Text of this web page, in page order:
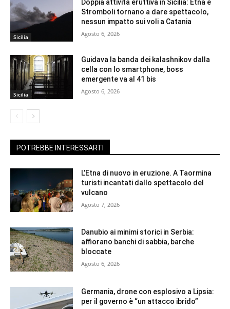
Sicilia
Doppia attività eruttiva in Sicilia: Etna e
Stromboli tornano a dare spettacolo,
nessun impatto sui voli a Catania
Agosto 6, 2026
Sicilia
Guidava la banda dei kalashnikov dalla
cella con lo smartphone, boss
emergente va al 41 bis
Agosto 6, 2026
POTREBBE INTERESSARTI
L’Etna di nuovo in eruzione. A Taormina
turisti incantati dallo spettacolo del
vulcano
Agosto 7, 2026
Danubio ai minimi storici in Serbia:
affiorano banchi di sabbia, barche
bloccate
Agosto 6, 2026
Germania, drone con esplosivo a Lipsia:
per il governo è “un attacco ibrido”